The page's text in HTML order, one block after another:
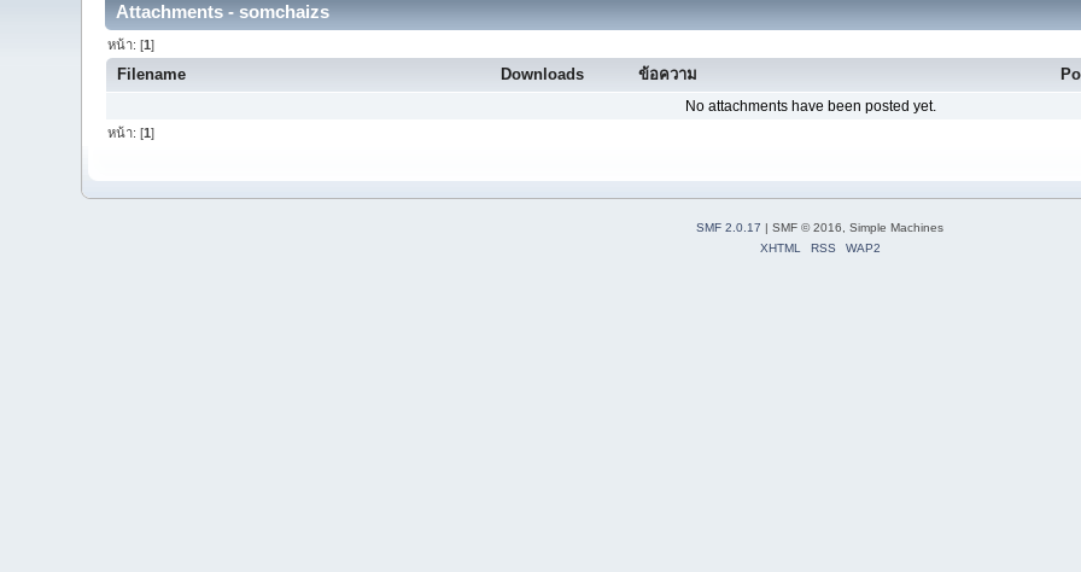
Attachments - somchaizs
หน้า: [1]
Filename Downloads ข้อความ
No attachments have been posted yet.
หน้า: [1]
SMF 2.0.17 | SMF © 2016, Simple Machines
XHTML
RSS WAP2